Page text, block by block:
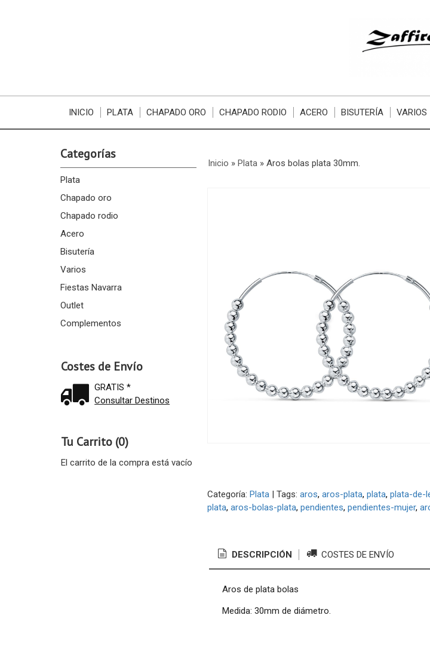
INICIO PLATA CHAPADO ORO CHAPADO RODIO ACERO BISUTERÍA VARIOS
Categorías
Plata
Chapado oro
Chapado rodio
Acero
Bisutería
Varios
Fiestas Navarra
Outlet
Complementos
Costes de Envío
GRATIS *
Consultar Destinos
Tu Carrito (0)
El carrito de la compra está vacío
Inicio » Plata» Aros bolas plata 30mm.
Categoría: Plata| Tags: aros aros-plata plata plata-de-
plata aros-bolas-plata pendientes pendientes-mujer
DESCRIPCIÓN COSTES DE ENVÍO
Aros de plata bolas
Medida: 30mm de diámetro.